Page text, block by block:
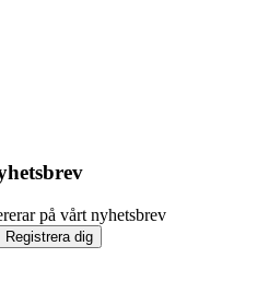
på vårt nyhetsbrev
Registrera dig